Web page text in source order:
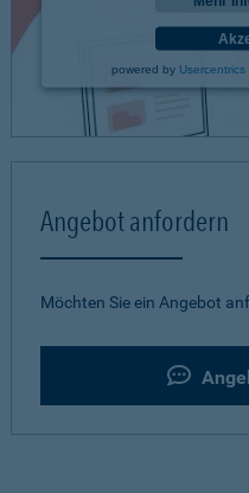
powered by
Angebot anfordern
Möchten Sie ein Angebot